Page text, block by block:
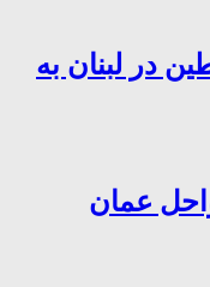
در لبنان به
عمان